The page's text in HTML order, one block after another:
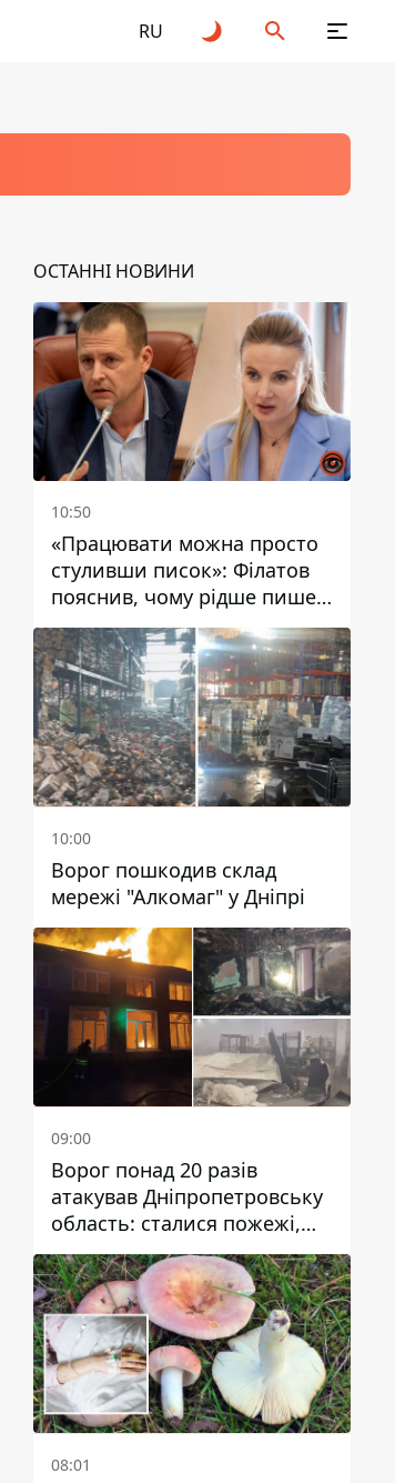
RU
ОСТАННІ НОВИНИ
10:50
«Працювати можна просто
стуливши писок»: Філатов
пояснив, чому рідше пише у
соцмережах та
розкритикував медійність
чиновників
10:00
Ворог пошкодив склад
мережі "Алкомаг" у Дніпрі
09:00
Ворог понад 20 разів
атакував Дніпропетровську
область: сталися пожежі,
постраждали будинки,
інфраструктура та авто
08:01